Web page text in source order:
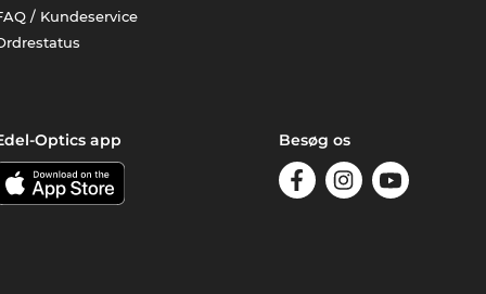
/ Kundeservice
Optics app Besøg os